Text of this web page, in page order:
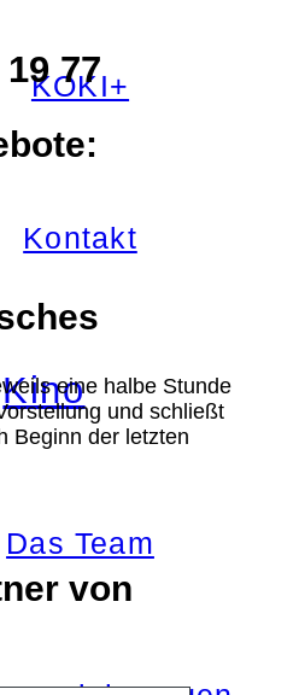
KOKI+
Kontakt
Kino
Das Team
77
eine halbe Stunde
und schließt
Beginn der letzten
von